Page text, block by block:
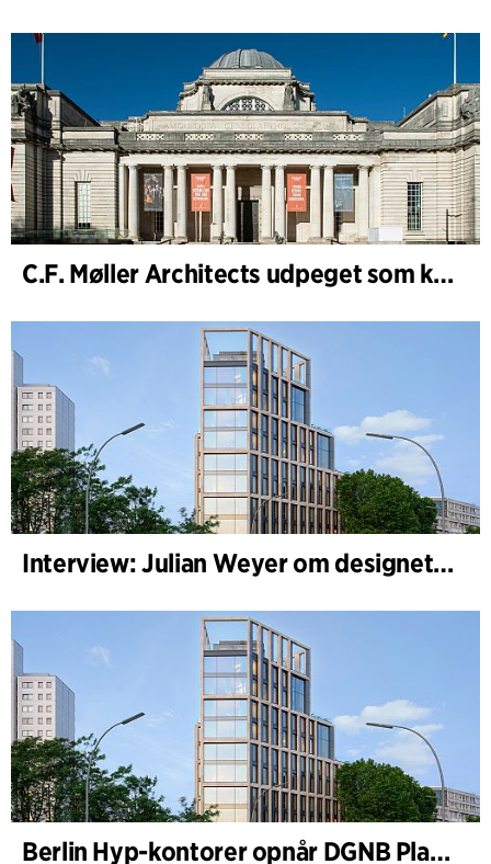
C.F. Møller Architects udpeget som konceptarkitekt for udviklingen af National Museum Cardiff
Interview: Julian Weyer om designet af B-One
Berlin Hyp-kontorer opnår DGNB Platin og Diamant for klimavenlig arkitektur i høj kvalitet